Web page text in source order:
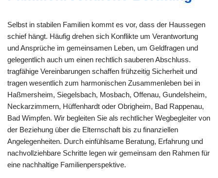
Selbst in stabilen Familien kommt es vor, dass der Haussegen
schief hängt. Häufig drehen sich Konflikte um Verantwortung
und Ansprüche im gemeinsamen Leben, um Geldfragen und
gelegentlich auch um einen rechtlich sauberen Abschluss.
tragfähige Vereinbarungen schaffen frühzeitig Sicherheit und
tragen wesentlich zum harmonischen Zusammenleben bei in
Haßmersheim, Siegelsbach, Mosbach, Offenau, Gundelsheim,
Neckarzimmern, Hüffenhardt oder Obrigheim, Bad Rappenau,
Bad Wimpfen. Wir begleiten Sie als rechtlicher Wegbegleiter von
der Beziehung über die Elternschaft bis zu finanziellen
Angelegenheiten. Durch einfühlsame Beratung, Erfahrung und
nachvollziehbare Schritte legen wir gemeinsam den Rahmen für
eine nachhaltige Familienperspektive.